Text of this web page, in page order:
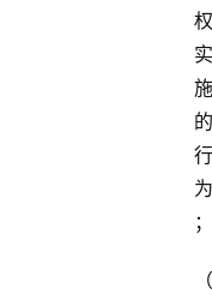
权
实
施
的
行
为
；
（